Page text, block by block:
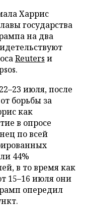
Харрис
государства
на два
Reuters и
июля, после
борьбы за
как
в опросе
по всей
44%
в то время как
15–16 июля они
опередил